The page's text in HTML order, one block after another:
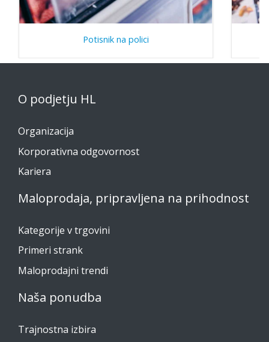
Potisnik na polici
O podjetju HL
Organizacija
Korporativna odgovornost
Kariera
Maloprodaja, pripravljena na prihodnost
Kategorije v trgovini
Primeri strank
Maloprodajni trendi
Naša ponudba
Trajnostna izbira